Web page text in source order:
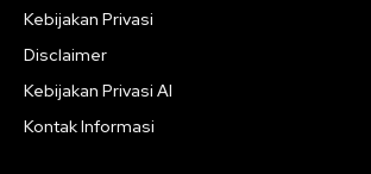
Kebijakan Privasi
Disclaimer
Kebijakan Privasi AI
Kontak Informasi